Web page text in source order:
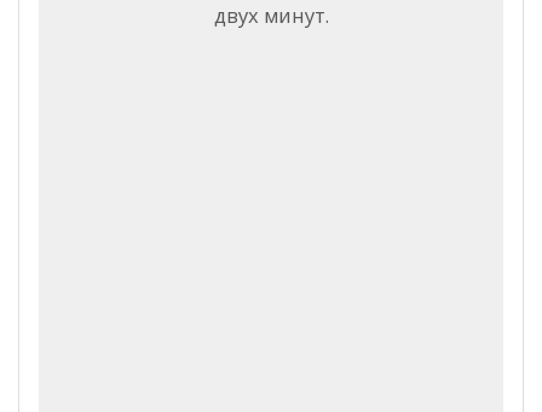
двух минут.